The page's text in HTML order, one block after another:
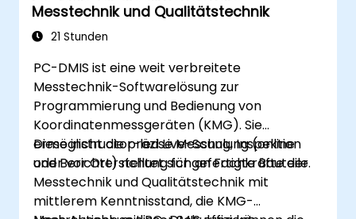
Messtechnik und Qualitätstechnik
21 Stunden
PC-DMIS ist eine weit verbreitete
Messtechnik-Softwarelösung zur
Programmierung und Bedienung von
Koordinatenmessgeräten (KMG). Sie
ermöglicht die präzise Messung, Inspektion
und Berichterstellung für gefertigte Bauteile.
Diese instructor-led Live-Schulung (online
oder vor Ort) richtet sich an Fachkräfte der
Messtechnik und Qualitätstechnik mit
mittlerem Kenntnisstand, die KMG-